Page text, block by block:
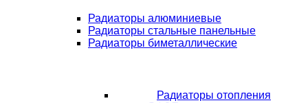
Радиаторы алюминиевые
Радиаторы стальные панельные
Радиаторы биметаллические
Радиаторы отопления